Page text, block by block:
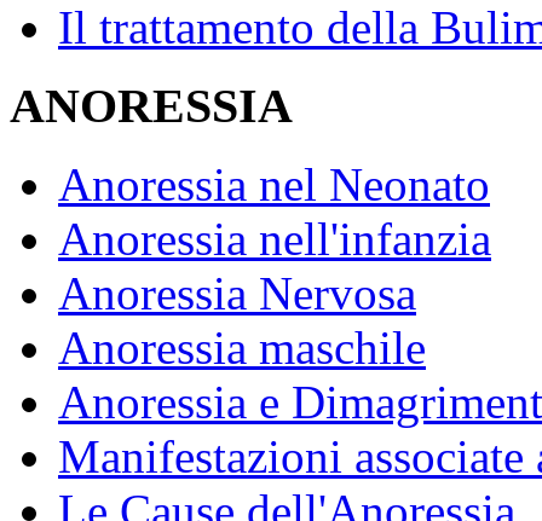
Il trattamento della
ANORESSIA
Anoressia nel Neonato
Anoressia nell'infanzia
Anoressia Nervosa
Anoressia maschile
Anoressia e
Manifestazioni
Le Cause dell'Anoressia